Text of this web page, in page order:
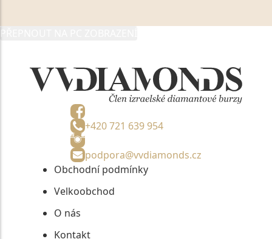
+420 721 639 954
podpora@vvdiamonds.cz
Obchodní podmínky
Velkoobchod
O nás
Kontakt